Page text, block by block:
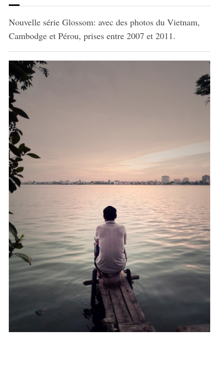
Nouvelle série Glossom: avec des photos du Vietnam,
Cambodge et Pérou, prises entre 2007 et 2011.